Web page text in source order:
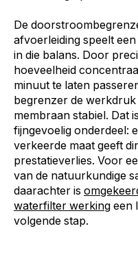
De
afvoerleiding speelt
in die balans. Door
hoeveelheid
minuut te laten
begrenzer de werkdruk
membraan stabiel. Dat
fijngevoelig onderdeel:
verkeerde maat geeft
prestatieverlies. Voor
van de natuurkundige
daarachter is
waterfilter werking een
volgende stap.